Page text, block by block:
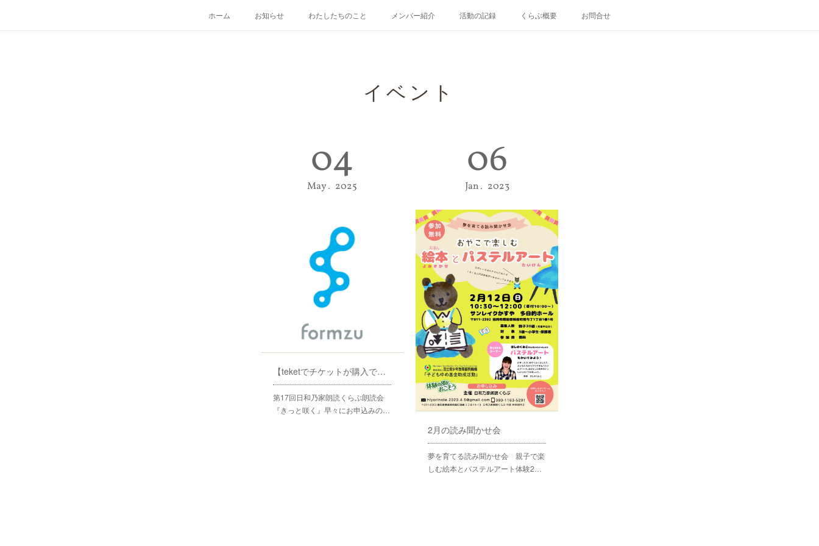
ホーム お知らせ わたしたちのこと メンバー紹介 活動の記録 くらぶ概要 お問合せ
イベント
04
May 2025
【teketでチケットが購入できない場合】
第17回日和乃家朗読くらぶ朗読会
『きっと咲く』早々にお申込みの…
06
Jan 2023
2月の読み聞かせ会
夢を育てる読み聞かせ会 親子で楽
しむ絵本とパステルアート体験2…